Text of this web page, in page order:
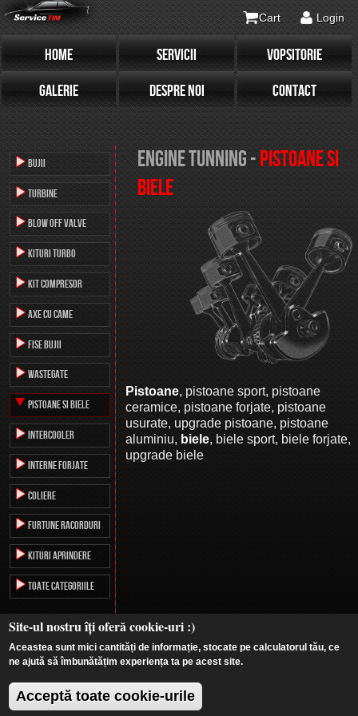
Cart Login
HOME SERVICII
VOPSITORIE
GALERIE
DESPRE NOI CONTACT
PISTOANE SI
BIELE
Pistoane, pistoane sport, pistoane
ceramice, pistoane forjate, pistoane
usurate, upgrade pistoane, pistoane
aluminiu, biele, biele sport, biele forjate,
upgrade biele
BUJII
TURBINE
Blow off valve
Kituri Turbo
KIT COMPRESOR
Axe cu came
FISE BUJII
wastegate
PISTOANE SI BIELE
INTERCOOLER
Interne forjate
Coliere
Furtune Racorduri
Kituri aprindere
Toate Categoriile
© 2013-2026 ServiceTim
Site-ul nostru îți oferă cookie-uri :)
Aceastea sunt mici cantități de informație, stocate pe calculatorul tău, ce
ne ajută să îmbunătățim experiența ta pe acest site.
Acceptă toate cookie-urile